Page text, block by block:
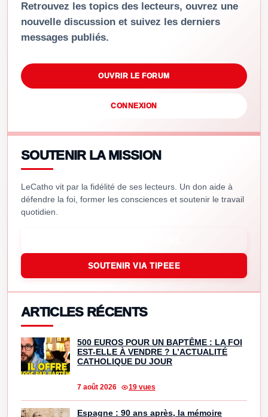
Retrouvez les topics des lecteurs, ouvrez une
nouvelle discussion et suivez les derniers
messages publiés.
OUVRIR LE FORUM
CONNEXION
SOUTENIR LA MISSION
LeCatho vit par la fidélité de ses lecteurs. Un don aide à
défendre la foi, former les consciences et soutenir le travail
quotidien.
SOUTENIR VIA TIPEEE
ARTICLES RÉCENTS
500 EUROS POUR UN BAPTÊME : LA FOI
EST-ELLE À VENDRE ? L’ACTUALITÉ
CATHOLIQUE DU JOUR
7 août 2026 19 vues
Espagne : 90 ans après, la mémoire